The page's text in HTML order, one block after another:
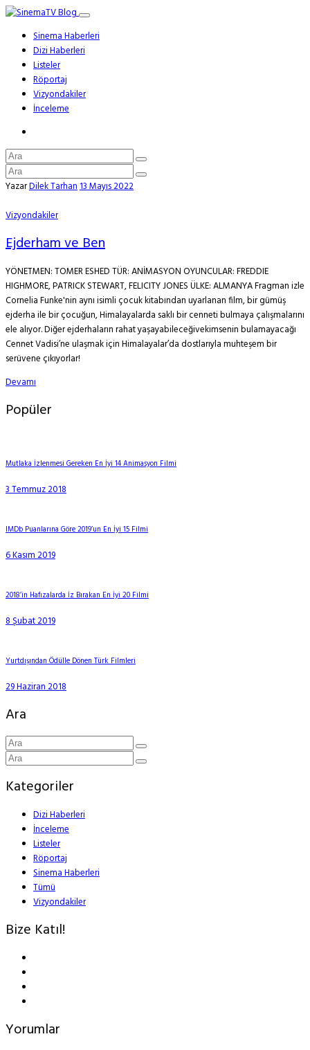
Sinema Haberleri
Dizi Haberleri
Listeler
Röportaj
Vizyondakiler
İnceleme
YazarDilek Tarhan13 Mayıs 2022
Vizyondakiler
Ejderham ve Ben
YÖNETMEN: TOMER ESHED TÜR: ANİMASYON OYUNCULAR: FREDDIE
HIGHMORE, PATRICK STEWART, FELICITY JONES ÜLKE: ALMANYA Fragman izle
Cornelia Funke'nin aynı isimli çocuk kitabından uyarlanan film, bir gümüş
ejderha ile bir çocuğun, Himalayalarda saklı bir cenneti bulmaya çalışmalarını
ele alıyor. Diğer ejderhaların rahat yaşayabileceğivekimsenin bulamayacağı
Cennet Vadisi’ne ulaşmak için Himalayalar’da dostlarıyla muhteşem bir
serüvene çıkıyorlar!
Devamı
Popüler
Mutlaka İzlenmesi Gereken En İyi 14 Animasyon Filmi
3 Temmuz 2018
IMDb Puanlarına Göre 2019’un En İyi 15 Filmi
6 Kasım 2019
2018’in Hafızalarda İz Bırakan En İyi 20 Filmi
8 Şubat 2019
Yurtdışından Ödülle Dönen Türk Filmleri
29 Haziran 2018
Ara
Kategoriler
Dizi Haberleri
İnceleme
Listeler
Röportaj
Sinema Haberleri
Tümü
Vizyondakiler
Bize Katıl!
Yorumlar